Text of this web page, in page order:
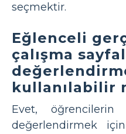
seçmektir.
Eğlenceli
çalışma
kullanılabilir
Evet, öğrencilerin
değerlendirmek için